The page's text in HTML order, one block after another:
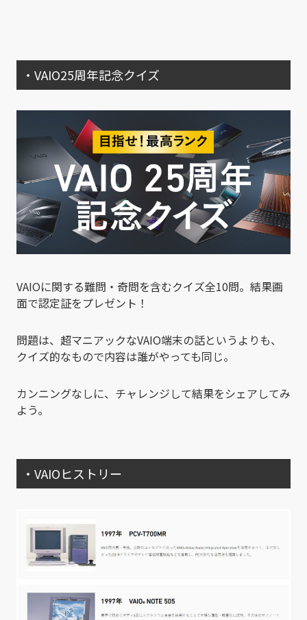
・VAIO25周年記念クイズ
VAIOに関する難問・奇問を含むクイズ全10問。結果画
面で認定証をプレゼント！
問題は、超マニアックなVAIO端末の話というよりも、
クイズ的なもので内容は誰がやっても同じ。
カンニングなしに、チャレンジして結果をシェアしてみ
よう。
・VAIOヒストリー